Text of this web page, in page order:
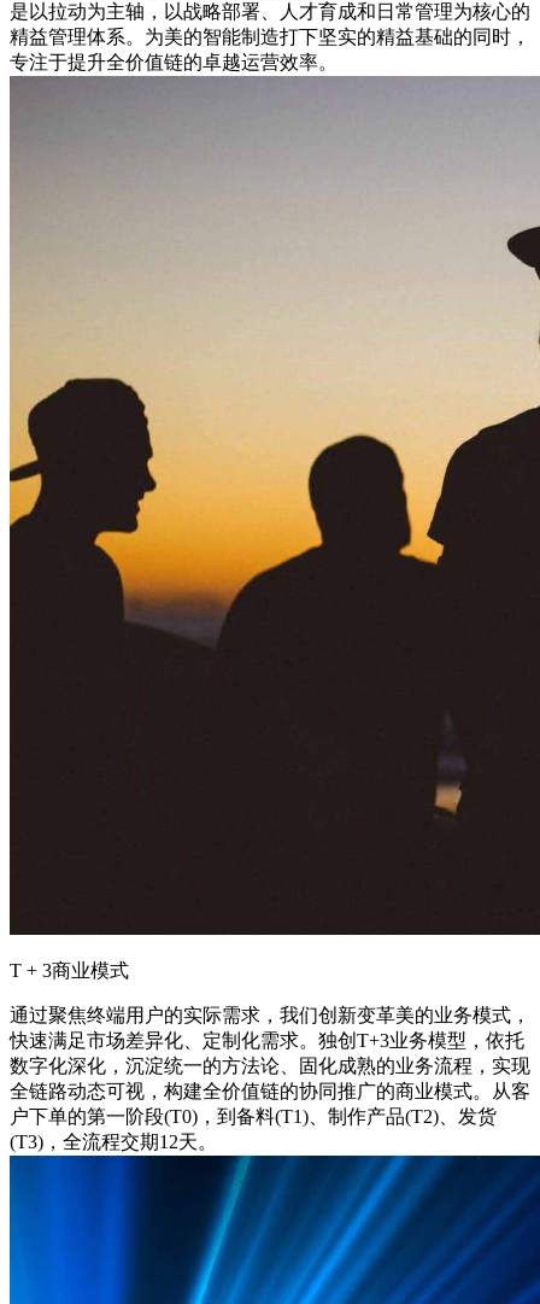
是以拉动为主轴，以战略部署、人才育成和日常管理为核心的
精益管理体系。为美的智能制造打下坚实的精益基础的同时，
专注于提升全价值链的卓越运营效率。
T + 3商业模式
通过聚焦终端用户的实际需求，我们创新变革美的业务模式，
快速满足市场差异化、定制化需求。独创T+3业务模型，依托
数字化深化，沉淀统一的方法论、固化成熟的业务流程，实现
全链路动态可视，构建全价值链的协同推广的商业模式。从客
户下单的第一阶段(T0)，到备料(T1)、制作产品(T2)、发货
(T3)，全流程交期12天。